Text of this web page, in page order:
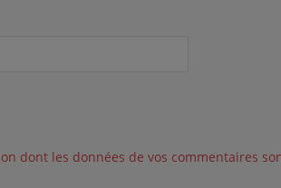
dont les données de vos commentaires